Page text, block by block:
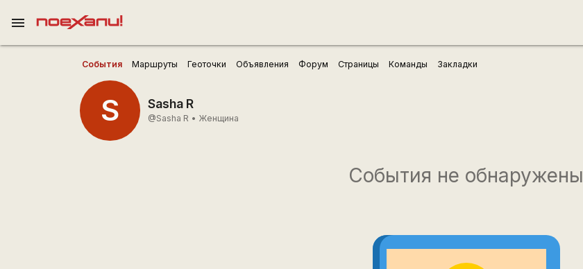
menu
События Маршруты Геоточки Объявления Форум Страницы Команды Закладки
S Sasha R
@Sasha R • Женщина
События не обнаружены